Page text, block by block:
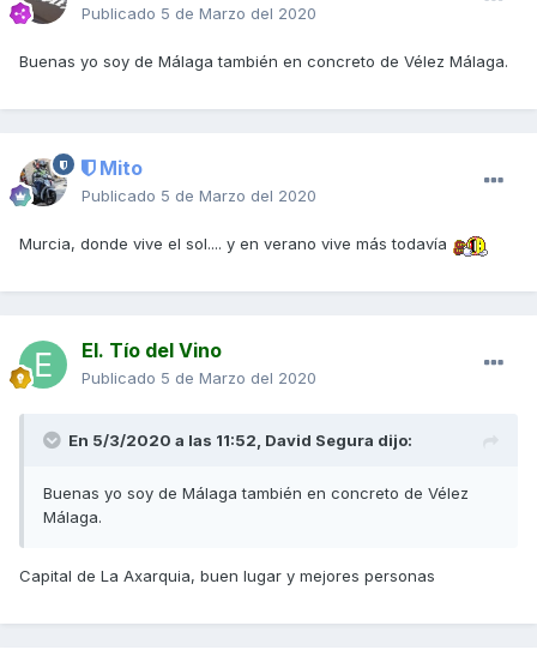
Publicado 5 de Marzo del 2020
Buenas yo soy de Málaga también en concreto de Vélez Málaga.
Mito
Publicado 5 de Marzo del 2020
Murcia, donde vive el sol.... y en verano vive más todavía
El. Tío del Vino
Publicado 5 de Marzo del 2020
En 5/3/2020 a las 11:52, David Segura dijo:
Buenas yo soy de Málaga también en concreto de Vélez
Málaga.
Capital de La Axarquia, buen lugar y mejores personas